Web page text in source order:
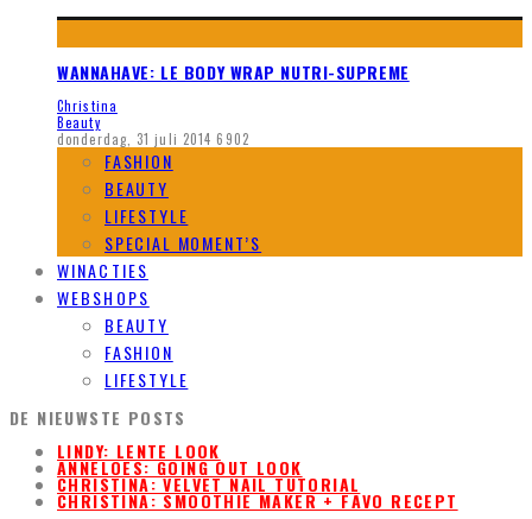
WANNAHAVE: LE BODY WRAP NUTRI-SUPREME
Christina
Beauty
donderdag, 31 juli 2014 6902
FASHION
BEAUTY
LIFESTYLE
SPECIAL MOMENT’S
WINACTIES
WEBSHOPS
BEAUTY
FASHION
LIFESTYLE
DE NIEUWSTE POSTS
LINDY: LENTE LOOK
ANNELOES: GOING OUT LOOK
CHRISTINA: VELVET NAIL TUTORIAL
CHRISTINA: SMOOTHIE MAKER + FAVO RECEPT